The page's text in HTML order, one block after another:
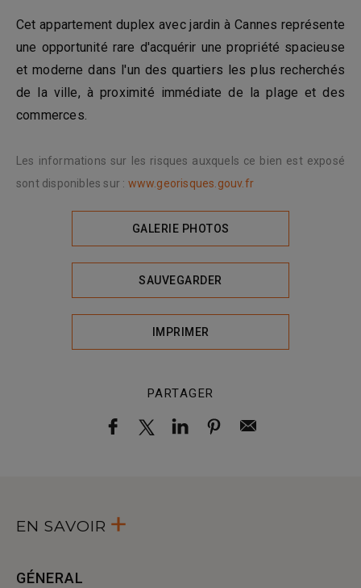
Cet appartement duplex avec jardin à Cannes représente
une opportunité rare d'acquérir une propriété spacieuse
et moderne dans l'un des quartiers les plus recherchés
de la ville, à proximité immédiate de la plage et des
commerces.
Les informations sur les risques auxquels ce bien est exposé
sont disponibles sur : www.georisques.gouv.fr
GALERIE PHOTOS
SAUVEGARDER
IMPRIMER
PARTAGER
EN SAVOIR
GÉNERAL